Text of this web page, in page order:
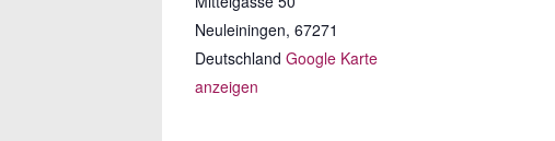
Neuleiningen, 67271
Deutschland Google Karte
anzeigen